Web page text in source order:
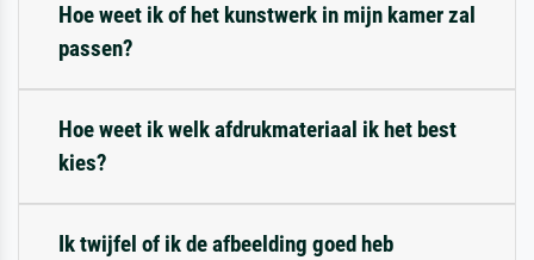
Hoe weet ik of het kunstwerk in mijn kamer zal
passen?
Hoe weet ik welk afdrukmateriaal ik het best
kies?
Ik twijfel of ik de afbeelding goed heb